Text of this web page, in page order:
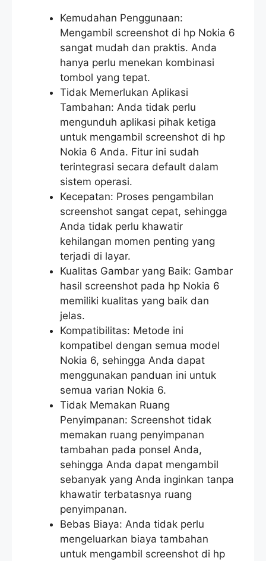
Kemudahan Penggunaan:
Mengambil screenshot di hp Nokia 6
sangat mudah dan praktis. Anda
hanya perlu menekan kombinasi
tombol yang tepat.
Tidak Memerlukan Aplikasi
Tambahan: Anda tidak perlu
mengunduh aplikasi pihak ketiga
untuk mengambil screenshot di hp
Nokia 6 Anda. Fitur ini sudah
terintegrasi secara default dalam
sistem operasi.
Kecepatan: Proses pengambilan
screenshot sangat cepat, sehingga
Anda tidak perlu khawatir
kehilangan momen penting yang
terjadi di layar.
Kualitas Gambar yang Baik: Gambar
hasil screenshot pada hp Nokia 6
memiliki kualitas yang baik dan
jelas.
Kompatibilitas: Metode ini
kompatibel dengan semua model
Nokia 6, sehingga Anda dapat
menggunakan panduan ini untuk
semua varian Nokia 6.
Tidak Memakan Ruang
Penyimpanan: Screenshot tidak
memakan ruang penyimpanan
tambahan pada ponsel Anda,
sehingga Anda dapat mengambil
sebanyak yang Anda inginkan tanpa
khawatir terbatasnya ruang
penyimpanan.
Bebas Biaya: Anda tidak perlu
mengeluarkan biaya tambahan
untuk mengambil screenshot di hp